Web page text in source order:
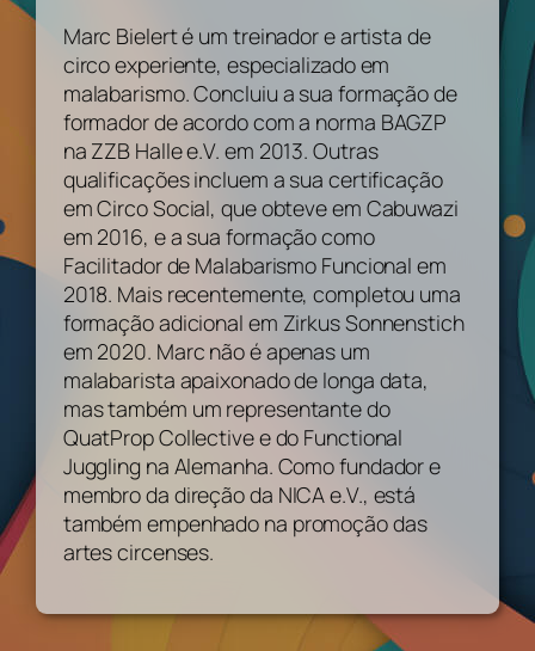
Marc Bielert é um treinador e artista de
circo experiente, especializado em
malabarismo. Concluiu a sua formação de
formador de acordo com a norma BAGZP
na ZZB Halle e.V. em 2013. Outras
qualificações incluem a sua certificação
em Circo Social, que obteve em Cabuwazi
em 2016, e a sua formação como
Facilitador de Malabarismo Funcional em
2018. Mais recentemente, completou uma
formação adicional em Zirkus Sonnenstich
em 2020. Marc não é apenas um
malabarista apaixonado de longa data,
mas também um representante do
QuatProp Collective e do Functional
Juggling na Alemanha. Como fundador e
membro da direção da NICA e.V., está
também empenhado na promoção das
artes circenses.